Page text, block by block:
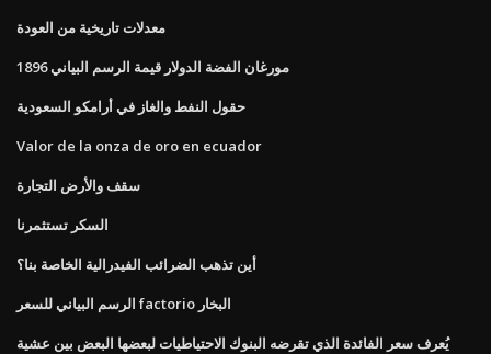
معدلات تاريخية من العودة
1896 مورغان الفضة الدولار قيمة الرسم البياني
حقول النفط والغاز في أرامكو السعودية
Valor de la onza de oro en ecuador
سقف والأرض التجارة
السكر تستثمرنا
أين تذهب الضرائب الفيدرالية الخاصة بنا؟
الرسم البياني للسعر factorio البخار
يُعرف سعر الفائدة الذي تقرضه البنوك الاحتياطيات لبعضها البعض بين عشية